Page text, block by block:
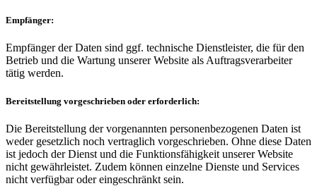
Empfänger:
Empfänger der Daten sind ggf. technische Dienstleister, die für den
Betrieb und die Wartung unserer Website als Auftragsverarbeiter
tätig werden.
Bereitstellung vorgeschrieben oder erforderlich:
Die Bereitstellung der vorgenannten personenbezogenen Daten ist
weder gesetzlich noch vertraglich vorgeschrieben. Ohne diese Daten
ist jedoch der Dienst und die Funktionsfähigkeit unserer Website
nicht gewährleistet. Zudem können einzelne Dienste und Services
nicht verfügbar oder eingeschränkt sein.